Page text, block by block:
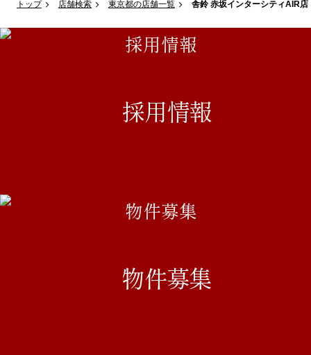
トップ 店舗検索 東京都の店舗一覧 舎鈴 赤坂インターシティAIR店
採用情報
物件募集